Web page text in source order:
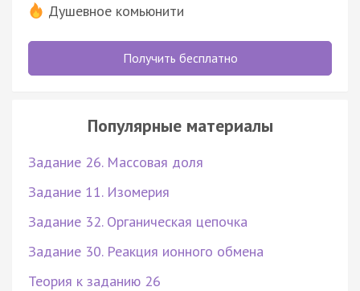
Душевное комьюнити
Получить бесплатно
Популярные материалы
Задание 26. Массовая доля
Задание 11. Изомерия
Задание 32. Органическая цепочка
Задание 30. Реакция ионного обмена
Теория к заданию 26